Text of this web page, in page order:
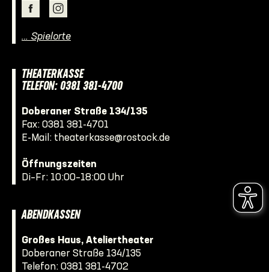
… Spielorte
THEATERKASSE
TELEFON: 0381 381-4700
Doberaner Straße 134/135
Fax: 0381 381-4701
E-Mail: theaterkasse@rostock.de
Öffnungszeiten
Di–Fr: 10:00–18:00 Uhr
ABENDKASSEN
Großes Haus, Ateliertheater
Doberaner Straße 134/135
Telefon: 0381 381-4702